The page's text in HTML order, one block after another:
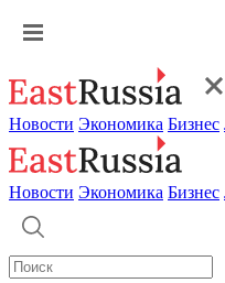
Новости Экономика Бизнес
Новости Экономика Бизнес